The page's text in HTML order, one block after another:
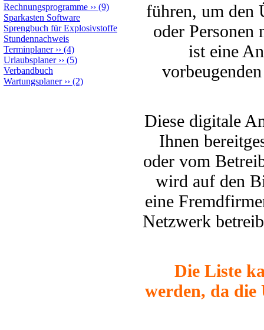
Rechnungsprogramme ›› (9)
Sparkasten Software
Sprengbuch für Explosivstoffe
Stundennachweis
Terminplaner›› (4)
Urlaubsplaner›› (5)
Verbandbuch
Wartungsplaner›› (2)
führen, um den
oder Personen
ist eine
Diese digitale
Ihnen
oder vom
wird auf den
eine
Netzwerk
Die Liste
werden, da